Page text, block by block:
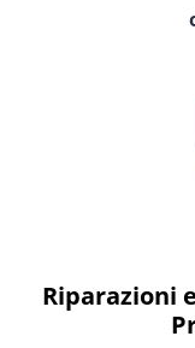
Riparazioni